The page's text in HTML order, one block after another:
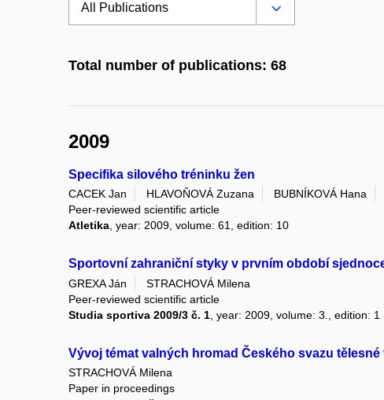
Total number of publications: 68
2009
Specifika silového tréninku žen
CACEK Jan HLAVOŇOVÁ Zuzana BUBNÍKOVÁ Hana
Peer-reviewed scientific article
Atletika, year: 2009, volume: 61, edition: 10
Sportovní zahraniční styky v prvním období
GREXA Ján
STRACHOVÁ Milena
Peer-reviewed scientific article
Studia sportiva 2009/3 č. 1 , year: 2009, volume: 3., edition: 1
Vývoj témat valných hromad Českého svazu tělesné
STRACHOVÁ Milena
Paper in proceedings